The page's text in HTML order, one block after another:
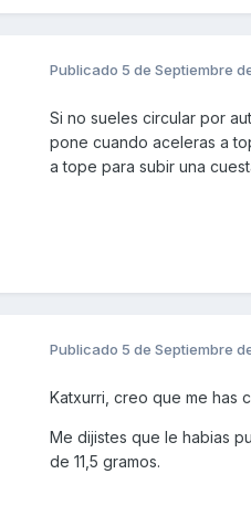
Publicado 5 de Septiembre
Si no sueles circular por
pone cuando aceleras a
a tope para subir una
Publicado 5 de Septiembre
Katxurri, creo que me has
Me dijistes que le habias
de 11,5 gramos.